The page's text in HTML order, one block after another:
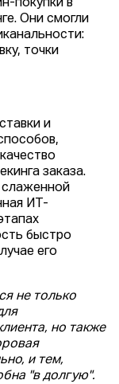
покупки в
Они смогли
точки
и
заказа.
слаженной
ИТ-
быстро
его
не только
но также
и тем,
"в долгую".